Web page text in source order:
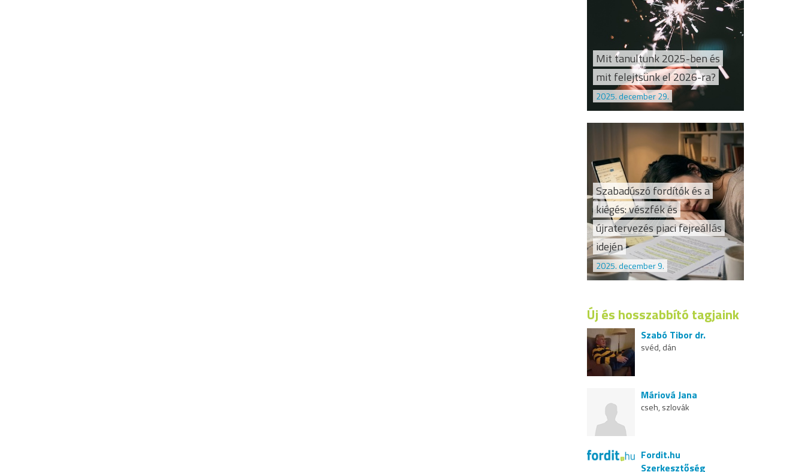
Mit tanultunk 2025-ben és
mit felejtsünk el 2026-ra?
2025. december 29.
Szabadúszó fordítók és a
kiégés: vészfék és
újratervezés piaci fejreállás
idején
2025. december 9.
Új és hosszabbító tagjaink
Szabó Tibor dr.
svéd, dán
Máriová Jana
cseh, szlovák
Fordit.hu
Szerkesztőség